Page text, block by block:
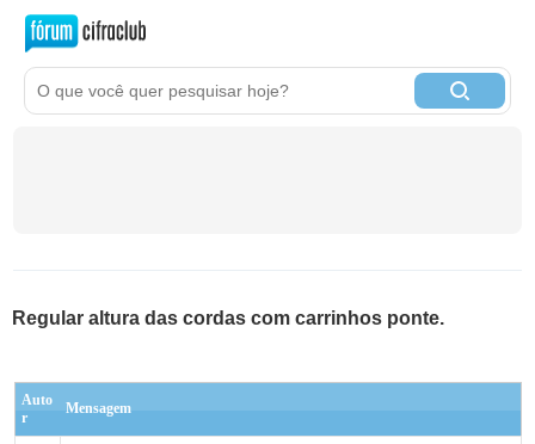
Regular altura das cordas com carrinhos ponte.
Auto
r
Mensagem